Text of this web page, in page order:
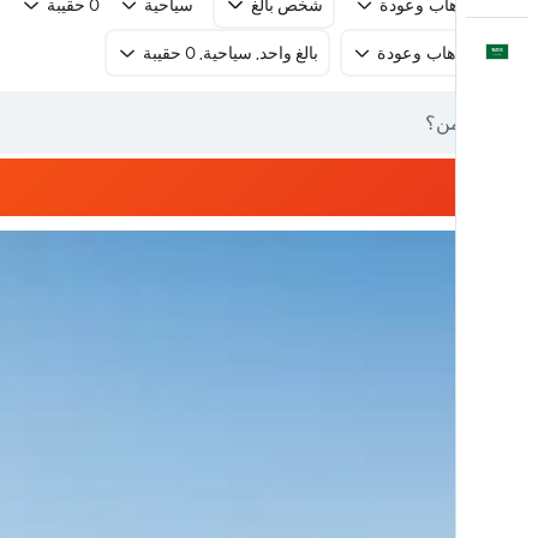
العَرَبِيَّة
رحلة ذهاب وعودة شخص بالغ سياحية 0 حقيبة
رحلة ذهاب وعودة بالغ واحد, سياحية, 0 حقيبة